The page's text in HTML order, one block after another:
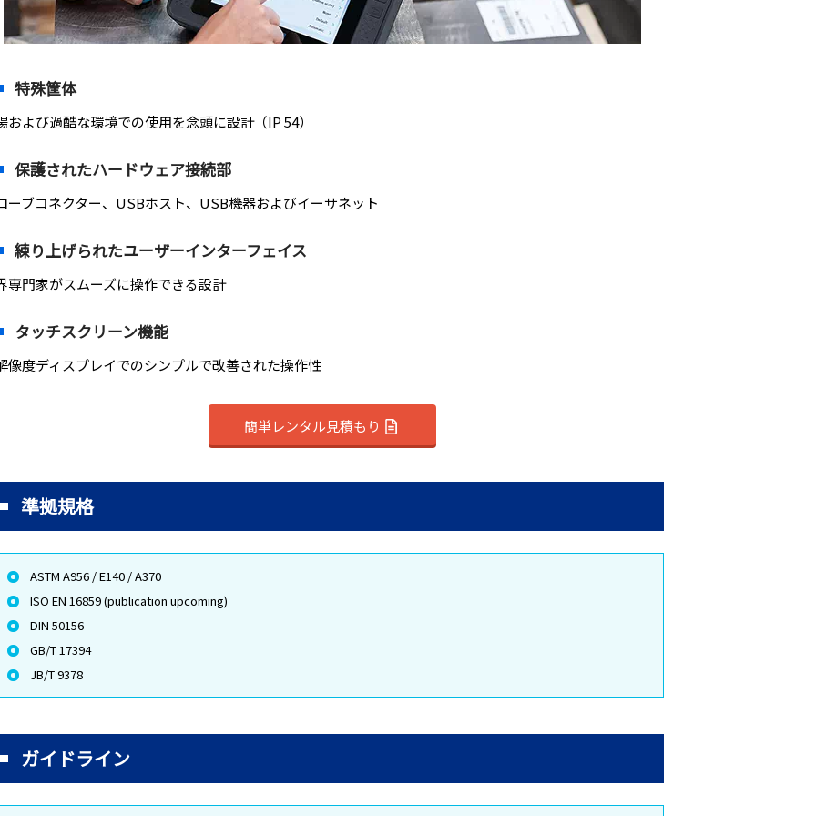
特殊筐体
および過酷な環境での使用を念頭に設計（IP 54）
保護されたハードウェア接続部
ーブコネクター、USBホスト、USB機器およびイーサネット
練り上げられたユーザーインターフェイス
専門家がスムーズに操作できる設計
タッチスクリーン機能
像度ディスプレイでのシンプルで改善された操作性
簡単レンタル見積もり
準拠規格
ASTM A956 / E140 / A370
ISO EN 16859 (publication upcoming)
DIN 50156
GB/T 17394
JB/T 9378
ガイドライン